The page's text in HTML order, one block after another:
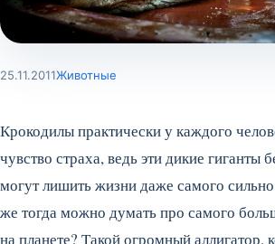
25.11.2011Животные
Крокодилы практически у каждого
чувство страха, ведь эти дикие гиганты
могут лишить жизни даже самого
же тогда можно думать про самого
на планете? Такой огромный аллигатор,